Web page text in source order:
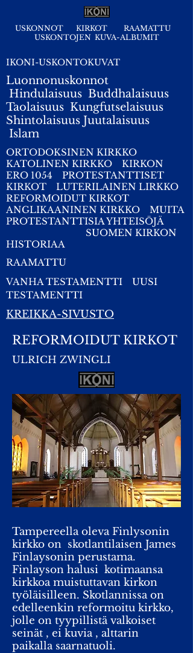
USKONNOT KIRKOT
RAAMATTU
USKONTOJEN KUVA-ALBUMIT
IKONI-USKONTOKUVAT
Luonnonuskonnot
Hindulaisuus Buddhalaisuus
Taolaisuus Kungfutselaisuus
Shintolaisuus Juutalaisuus
Islam
ORTODOKSINEN KIRKKO
KATOLINEN KIRKKO
KIRKON
ERO 1054
PROTESTANTTISET
KIRKOT
LUTERILAINEN LIRKKO
REFORMOIDUT KIRKOT
ANGLIKAANINEN KIRKKO
MUITA
PROTESTANTTISIA YHTEISÖJÄ
SUOMEN KIRKON
HISTORIAA
RAAMATTU
VANHA TESTAMENTTI
UUSI
TESTAMENTTI
KREIKKA-SIVUSTO
REFORMOIDUT KIRKOT
ULRICH ZWINGLI
Tampereella oleva Finlysonin
kirkko on skotlantilaisen James
Finlaysonin perustama.
Finlayson halusi kotimaansa
kirkkoa muistuttavan kirkon
työläisilleen. Skotlannissa on
edelleenkin reformoitu kirkko,
jolle on tyypillistä valkoiset
seinät , ei kuvia , alttarin
paikalla saarnatuoli.